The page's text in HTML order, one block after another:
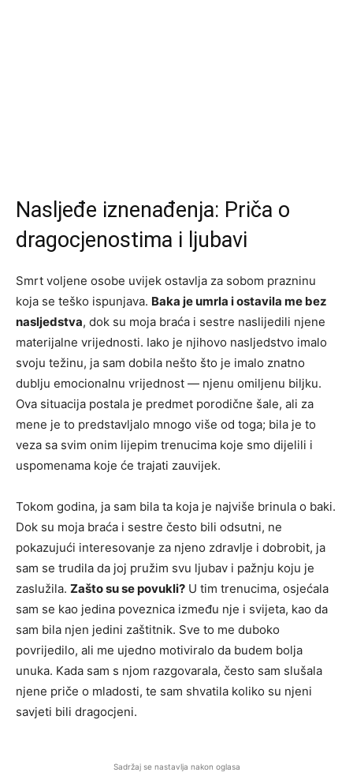
Nasljeđe iznenađenja: Priča o
dragocjenostima i ljubavi
Smrt voljene osobe uvijek ostavlja za sobom prazninu
koja se teško ispunjava. Baka je umrla i ostavila me bez
nasljedstva, dok su moja braća i sestre naslijedili njene
materijalne vrijednosti. Iako je njihovo nasljedstvo imalo
svoju težinu, ja sam dobila nešto što je imalo znatno
dublju emocionalnu vrijednost — njenu omiljenu biljku.
Ova situacija postala je predmet porodične šale, ali za
mene je to predstavljalo mnogo više od toga; bila je to
veza sa svim onim lijepim trenucima koje smo dijelili i
uspomenama koje će trajati zauvijek.
Tokom godina, ja sam bila ta koja je najviše brinula o baki.
Dok su moja braća i sestre često bili odsutni, ne
pokazujući interesovanje za njeno zdravlje i dobrobit, ja
sam se trudila da joj pružim svu ljubav i pažnju koju je
zaslužila. Zašto su se povukli? U tim trenucima, osjećala
sam se kao jedina poveznica između nje i svijeta, kao da
sam bila njen jedini zaštitnik. Sve to me duboko
povrijedilo, ali me ujedno motiviralo da budem bolja
unuka. Kada sam s njom razgovarala, često sam slušala
njene priče o mladosti, te sam shvatila koliko su njeni
savjeti bili dragocjeni.
Sadržaj se nastavlja nakon oglasa